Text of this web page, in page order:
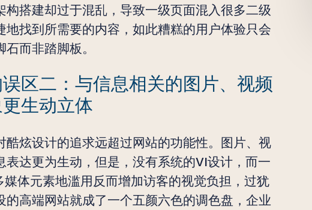
搭建却过于混乱，导致一级页面混入很多二级
找到所需要的内容，如此糟糕的用户体验只会
而非踏脚板。
区二：与信息相关的图片、视频
生动立体
炫设计的追求远超过网站的功能性。图片、视
达更为生动，但是，没有系统的VI设计，而一
体元素地滥用反而增加访客的视觉负担，过犹
高端网站就成了一个五颜六色的调色盘，企业